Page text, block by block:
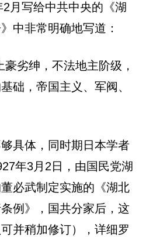
月写给中共中央的《湖
中非常明确地写道：
豪劣绅，不法地主阶级，
础，帝国主义、军阀、
具体，同时期日本学者
年3月2日，由国民党湖
必武制定实施的《湖北
例》，国共分家后，这
并稍加修订），详细罗